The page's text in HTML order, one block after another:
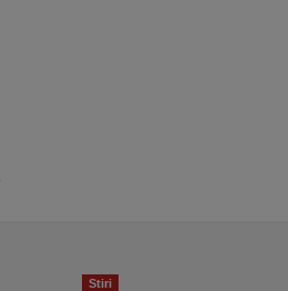
Stiri